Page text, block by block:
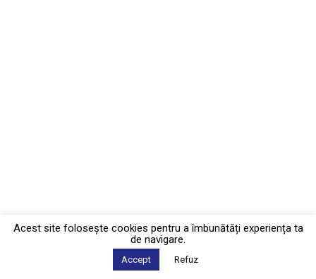
Acest site foloseşte cookies pentru a îmbunătăți experiența ta
de navigare.
Accept Refuz